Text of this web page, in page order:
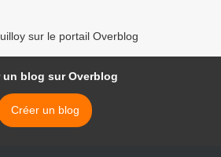
sur le portail Overblog
un blog sur Overblog
Créer un blog